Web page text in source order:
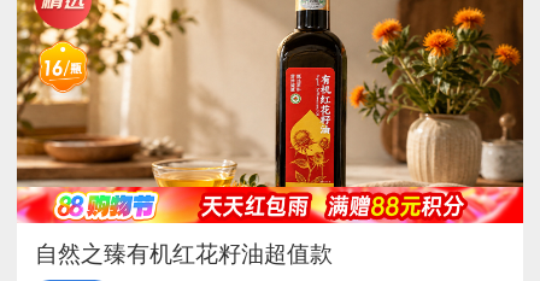
自然之臻有机红花籽油超值款